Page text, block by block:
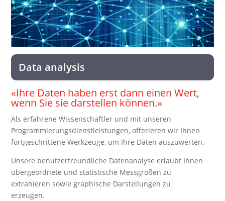
Data analysis
«Ihre Daten haben erst dann einen Wert,
wenn Sie sie darstellen können.»
Als erfahrene Wissenschaftler und mit unseren
Programmierungsdienstleistungen, offerieren wir Ihnen
fortgeschrittene Werkzeuge, um Ihre Daten auszuwerten.
Unsere benutzerfreundliche Datenanalyse erlaubt Ihnen
übergeordnete und statistische Messgrößen zu
extrahieren sowie graphische Darstellungen zu
erzeugen.